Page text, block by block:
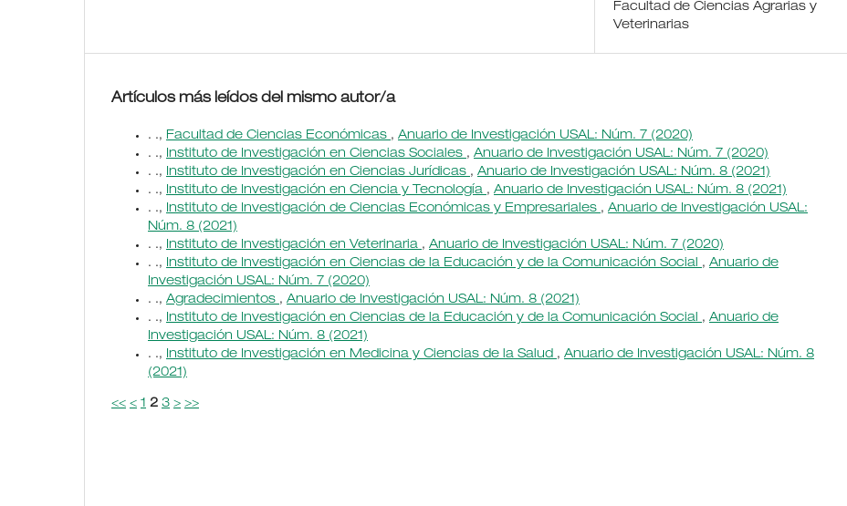
Facultad de Ciencias Agrarias y
Veterinarias
Artículos más leídos del mismo autor/a
. ., Facultad de Ciencias Económicas , Anuario de Investigación USAL: Núm. 7 (2020)
. ., Instituto de Investigación en Ciencias Sociales , Anuario de Investigación USAL: Núm. 7 (2020)
. ., Instituto de Investigación en Ciencias Jurídicas , Anuario de Investigación USAL: Núm. 8 (2021)
. ., Instituto de Investigación en Ciencia y Tecnología , Anuario de Investigación USAL: Núm. 8 (2021)
. ., Instituto de Investigación de Ciencias Económicas y Empresariales , Anuario de Investigación USAL:
Núm. 8 (2021)
. ., Instituto de Investigación en Veterinaria , Anuario de Investigación USAL: Núm. 7 (2020)
. ., Instituto de Investigación en Ciencias de la Educación y de la Comunicación Social , Anuario de
Investigación USAL: Núm. 7 (2020)
. ., Agradecimientos , Anuario de Investigación USAL: Núm. 8 (2021)
. ., Instituto de Investigación en Ciencias de la Educación y de la Comunicación Social , Anuario de
Investigación USAL: Núm. 8 (2021)
. ., Instituto de Investigación en Medicina y Ciencias de la Salud , Anuario de Investigación USAL: Núm. 8
(2021)
<< < 1 2 3 > >>